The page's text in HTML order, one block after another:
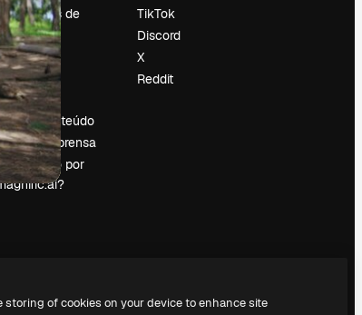
de
conteúdo
de imprensa
por
TikTok
Discord
X
Reddit
storing of cookies on your device to enhance site